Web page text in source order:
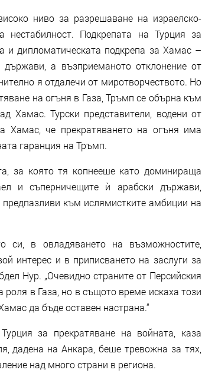
ниво за разрешаване на израелско-
нестабилност. Подкрепата на Турция за
и дипломатическата подкрепа за Хамас –
а възприеманото отклонение от
я отдалечи от миротворчеството. Но
на огъня в Газа, Тръмп се обърна към
Хамас. Турски представители, водени от
Хамас, че прекратяването на огъня има
гаранция на Тръмп.
за която тя копнееше като доминираща
и съперничещите ѝ арабски държави,
към ислямистките амбиции на
си, в овладяването на възможностите,
интерес и в приписването на заслуги за
Нур. „Очевидно страните от Персийския
в Газа, но в същото време искаха този
да бъде оставен настрана.“
за прекратяване на войната, каза
дадена на Анкара, беше тревожна за тях,
над много страни в региона.